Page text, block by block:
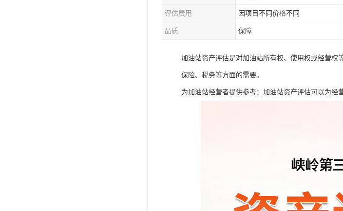
评估费用 因项目不同价格不同
品质 保障
加油站资产评估是对加油站所有权、使用权或经营权
保险、税务等方面的需要。
为加油站经营者提供参考：加油站资产评估可以为经